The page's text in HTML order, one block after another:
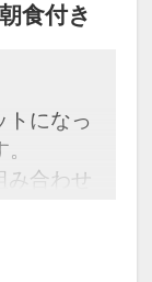
食付き
トになっ
合わせ
遊旅行